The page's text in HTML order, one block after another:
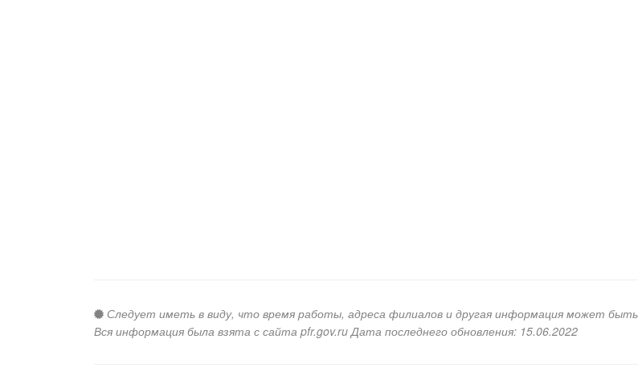
Следует иметь в виду, что время работы, адреса филиалов и другая информация может
Вся информация была взята с сайта pfr.gov.ru Дата последнего обновления: 15.06.2022